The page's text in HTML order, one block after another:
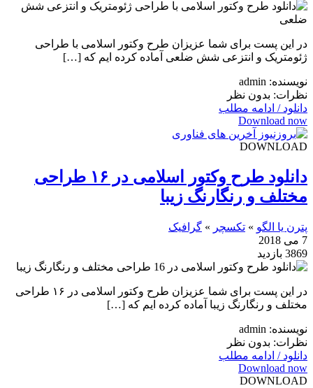
در این پست برای شما عزیزان طرح وکتور اسلامی با طراحی
ژئومتریک و انتزعی شش ضلعی آماده کرده ایم که […]
نویسنده: admin
نظرات: بدون نظر
دانلود / ادامه مطلب
Download now
DOWNLOAD
دانلود طرح وکتور اسلامی در ۱۶ طراحی
مختلف و رنگارنگ زیبا
پترن یا الگو » تکسچر » گرافیک
7 می 2018
3869 بازدید
در این پست برای شما عزیزان طرح وکتور اسلامی در ۱۶ طراحی
مختلف و رنگارنگ زیبا آماده کرده ایم که […]
نویسنده: admin
نظرات: بدون نظر
دانلود / ادامه مطلب
Download now
DOWNLOAD